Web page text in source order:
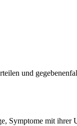
und
Symptome mit ihrer